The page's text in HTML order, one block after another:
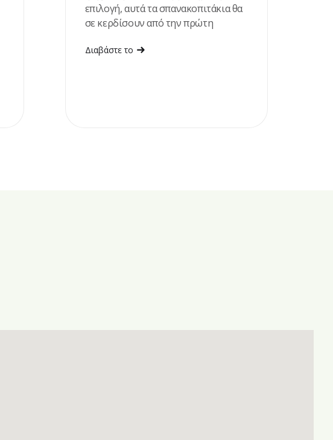
επιλογή, αυτά τα σπανακοπιτάκια θα
σε κερδίσουν από την πρώτη
Διαβάστε το